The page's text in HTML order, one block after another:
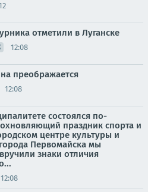
отметили в Луганске
12:08
преображается
12:08
состоялся по-
праздник спорта и
центре культуры и
Первомайска мы
знаки отличия
12:08